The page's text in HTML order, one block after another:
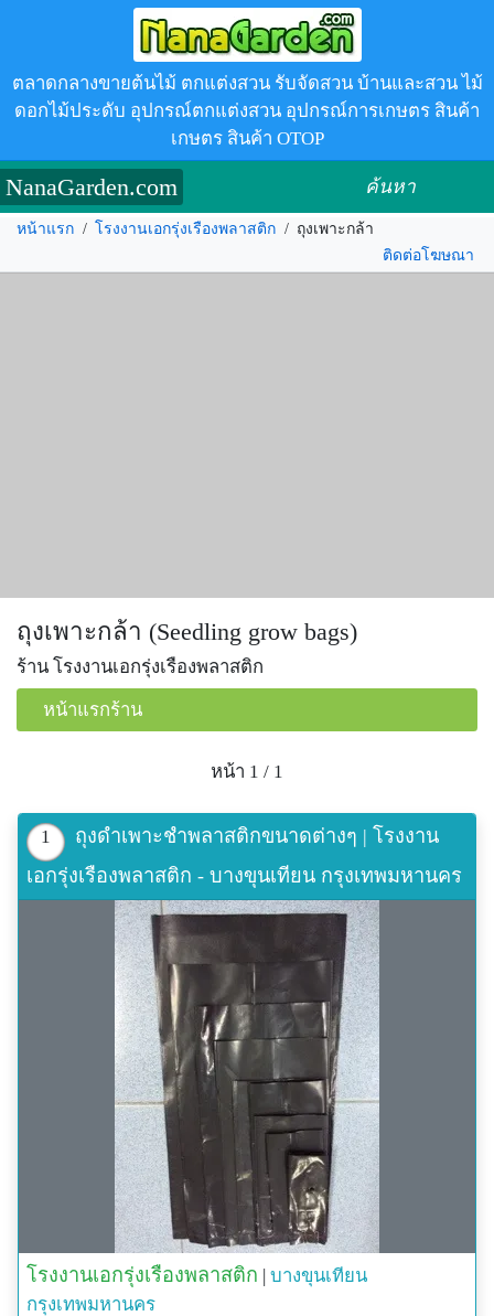
ตลาดกลางขายต้นไม้ ตกแต่งสวน รับจัดสวน บ้านและสวน ไม้
ดอกไม้ประดับ อุปกรณ์ตกแต่งสวน อุปกรณ์การเกษตร สินค้า
เกษตร สินค้า OTOP
NanaGarden.com ค้นหา
หน้าแรก / โรงงานเอกรุ่งเรืองพลาสติก / ถุงเพาะกล้า
ติดต่อโฆษณา
ถุงเพาะกล้า (Seedling grow bags)
ร้าน โรงงานเอกรุ่งเรืองพลาสติก
หน้าแรกร้าน
หน้า 1 / 1
1
ถุงดำเพาะชำพลาสติกขนาดต่างๆ | โรงงาน
เอกรุ่งเรืองพลาสติก - บางขุนเทียน กรุงเทพมหานคร
โรงงานเอกรุ่งเรืองพลาสติก | บางขุนเทียน
กรุงเทพมหานคร